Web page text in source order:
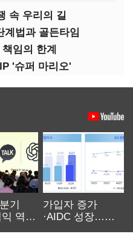
속 우리의 길
계법과 골든타임
임의 한계
'슈퍼 마리오'
기
역대
가입자 증가
·AIDC 성장…